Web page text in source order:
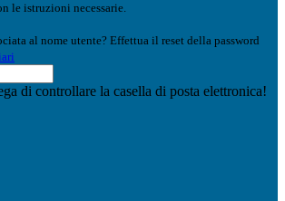
le istruzioni necessarie.
al nome utente? Effettua il reset della password
di controllare la casella di posta elettronica!